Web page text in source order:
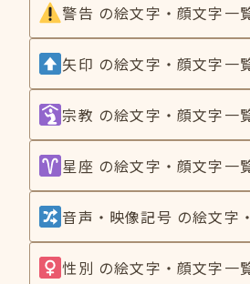
警告 の絵文字・顔文字一
矢印 の絵文字・顔文字一
宗教 の絵文字・顔文字一
星座 の絵文字・顔文字一
音声・映像記号 の絵文字
性別 の絵文字・顔文字一